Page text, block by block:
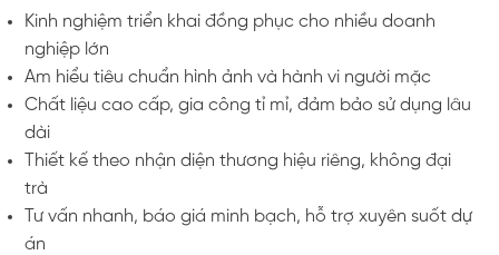
Kinh nghiệm triển khai đồng phục cho nhiều doanh
nghiệp lớn
Am hiểu tiêu chuẩn hình ảnh và hành vi người mặc
Chất liệu cao cấp, gia công tỉ mỉ, đảm bảo sử dụng lâu
dài
Thiết kế theo nhận diện thương hiệu riêng, không đại
trà
Tư vấn nhanh, báo giá minh bạch, hỗ trợ xuyên suốt dự
án